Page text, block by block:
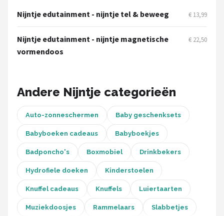
Soft Touch
FRIGG
Stokke
Done by Deer
Funnies.
Alle merken →
Nijntje edutainment - nijntje tel & beweeg € 13,99
Nijntje edutainment - nijntje magnetische
vormendoos
€ 22,50
Andere Nijntje categorieën
Auto-zonneschermen Baby geschenksets
Babyboeken cadeaus Babyboekjes
Badponcho's Boxmobiel Drinkbekers
Hydrofiele doeken Kinderstoelen
Knuffel cadeaus Knuffels Luiertaarten
Muziekdoosjes Rammelaars Slabbetjes